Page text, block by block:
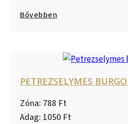
Bővebben
PETREZSELYMES
788
1050